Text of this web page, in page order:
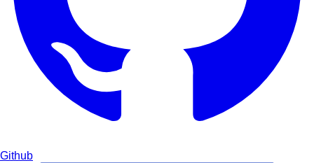
Github